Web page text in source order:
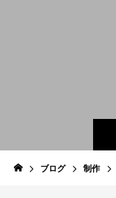
ブログ 制作